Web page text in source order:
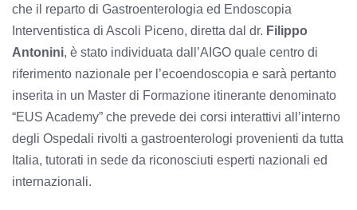
che il reparto di Gastroenterologia ed Endoscopia
Interventistica di Ascoli Piceno, diretta dal dr. Filippo
Antonini, è stato individuata dall’AIGO quale centro di
riferimento nazionale per l’ecoendoscopia e sarà pertanto
inserita in un Master di Formazione itinerante denominato
“EUS Academy” che prevede dei corsi interattivi all’interno
degli Ospedali rivolti a gastroenterologi provenienti da tutta
Italia, tutorati in sede da riconosciuti esperti nazionali ed
internazionali.